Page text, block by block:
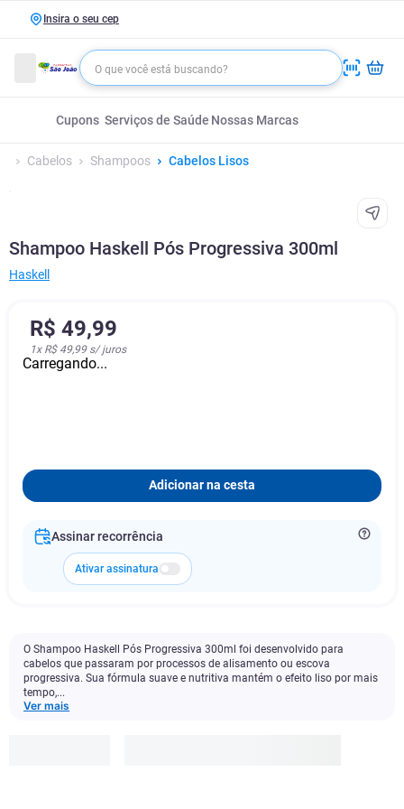
Insira o seu cep
Cupons Serviços de Saúde Nossas Marcas
Cabelos Shampoos Cabelos Lisos
Shampoo Haskell Pós Progressiva 300ml
Haskell
R$ 49,99
1x R$ 49,99s/ juros
Carregando...
Adicionar na cesta
Assinar recorrência
Ativar assinatura
O Shampoo Haskell Pós Progressiva 300ml foi desenvolvido para
cabelos que passaram por processos de alisamento ou escova
progressiva. Sua fórmula suave e nutritiva mantém o efeito liso por mais
tempo,...
Ver mais